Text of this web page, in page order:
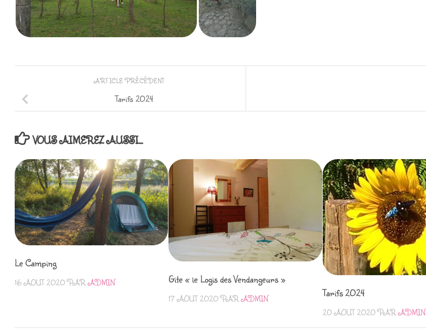
ARTICLE PRÉCÉDENT
Tarifs 2024
VOUS AIMEREZ AUSSI...
Le Camping
16 AOÛT 2020PARADMIN Gite « le Logis des Vendangeurs »
17 AOÛT 2020PARADMIN Tarifs 2024
20 AOÛT 2020PARADMIN